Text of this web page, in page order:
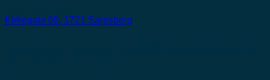
Kirkegata 69, 1721 Sarpsborg